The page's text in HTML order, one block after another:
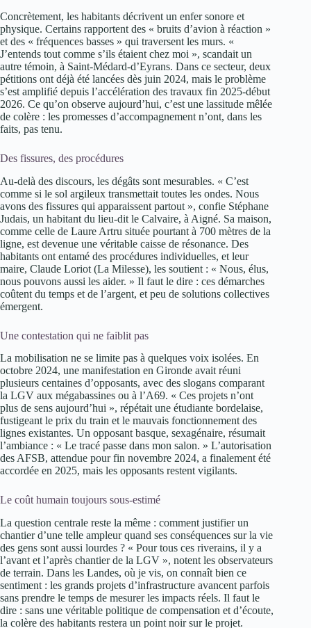
Concrètement, les habitants décrivent un enfer sonore et
physique. Certains rapportent des « bruits d’avion à réaction »
et des « fréquences basses » qui traversent les murs. «
J’entends tout comme s’ils étaient chez moi », scandait un
autre témoin, à Saint-Médard-d’Eyrans. Dans ce secteur, deux
pétitions ont déjà été lancées dès juin 2024, mais le problème
s’est amplifié depuis l’accélération des travaux fin 2025-début
2026. Ce qu’on observe aujourd’hui, c’est une lassitude mêlée
de colère : les promesses d’accompagnement n’ont, dans les
faits, pas tenu.
Des fissures, des procédures
Au-delà des discours, les dégâts sont mesurables. « C’est
comme si le sol argileux transmettait toutes les ondes. Nous
avons des fissures qui apparaissent partout », confie Stéphane
Judais, un habitant du lieu-dit le Calvaire, à Aigné. Sa maison,
comme celle de Laure Artru située pourtant à 700 mètres de la
ligne, est devenue une véritable caisse de résonance. Des
habitants ont entamé des procédures individuelles, et leur
maire, Claude Loriot (La Milesse), les soutient : « Nous, élus,
nous pouvons aussi les aider. » Il faut le dire : ces démarches
coûtent du temps et de l’argent, et peu de solutions collectives
émergent.
Une contestation qui ne faiblit pas
La mobilisation ne se limite pas à quelques voix isolées. En
octobre 2024, une manifestation en Gironde avait réuni
plusieurs centaines d’opposants, avec des slogans comparant
la LGV aux mégabassines ou à l’A69. « Ces projets n’ont
plus de sens aujourd’hui », répétait une étudiante bordelaise,
fustigeant le prix du train et le mauvais fonctionnement des
lignes existantes. Un opposant basque, sexagénaire, résumait
l’ambiance : « Le tracé passe dans mon salon. » L’autorisation
des AFSB, attendue pour fin novembre 2024, a finalement été
accordée en 2025, mais les opposants restent vigilants.
Le coût humain toujours sous-estimé
La question centrale reste la même : comment justifier un
chantier d’une telle ampleur quand ses conséquences sur la vie
des gens sont aussi lourdes ? « Pour tous ces riverains, il y a
l’avant et l’après chantier de la LGV », notent les observateurs
de terrain. Dans les Landes, où je vis, on connaît bien ce
sentiment : les grands projets d’infrastructure avancent parfois
sans prendre le temps de mesurer les impacts réels. Il faut le
dire : sans une véritable politique de compensation et d’écoute,
la colère des habitants restera un point noir sur le projet.